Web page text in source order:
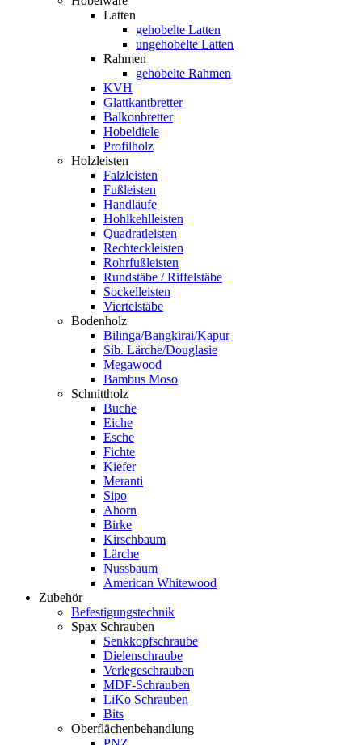
Latten
gehobelte Latten
ungehobelte Latten
Rahmen
gehobelte Rahmen
KVH
Glattkantbretter
Balkonbretter
Hobeldiele
Profilholz
Holzleisten
Falzleisten
Fußleisten
Handläufe
Hohlkehlleisten
Quadratleisten
Rechteckleisten
Rohrfußleisten
Rundstäbe / Riffelstäbe
Sockelleisten
Viertelstäbe
Bodenholz
Bilinga/Bangkirai/Kapur
Sib. Lärche/Douglasie
Megawood
Bambus Moso
Schnittholz
Buche
Eiche
Esche
Fichte
Kiefer
Meranti
Sipo
Ahorn
Birke
Kirschbaum
Lärche
Nussbaum
American Whitewood
Zubehör
Befestigungstechnik
Spax Schrauben
Senkkopfschraube
Dielenschraube
Verlegeschrauben
MDF-Schrauben
LiKo Schrauben
Bits
Oberflächenbehandlung